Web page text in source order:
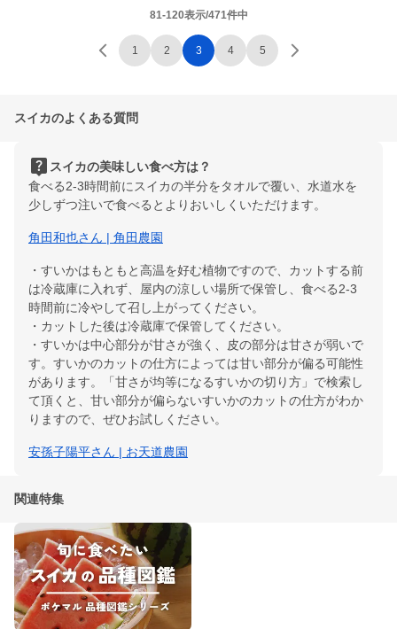
81-120表示/471件中
1 2 3 4 5
スイカのよくある質問
live_help スイカの美味しい食べ方は？
食べる2-3時間前にスイカの半分をタオルで覆い、水道水を
少しずつ注いで食べるとよりおいしくいただけます。
角田和也さん | 角田農園
・すいかはもともと高温を好む植物ですので、カットする前
は冷蔵庫に入れず、屋内の涼しい場所で保管し、食べる2-3
時間前に冷やして召し上がってください。
・カットした後は冷蔵庫で保管してください。
・すいかは中心部分が甘さが強く、皮の部分は甘さが弱いで
す。すいかのカットの仕方によっては甘い部分が偏る可能性
があります。「甘さが均等になるすいかの切り方」で検索し
て頂くと、甘い部分が偏らないすいかのカットの仕方がわか
りますので、ぜひお試しください。
安孫子陽平さん | お天道農園
関連特集